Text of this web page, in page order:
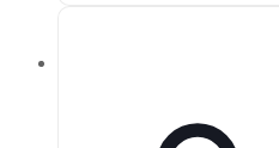
улучшенную терапию.